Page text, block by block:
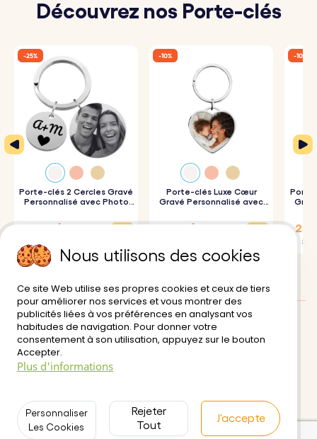
Découvrez nos Porte-clés
Porte-clés 2 Cercles Gravé
Personnalisé avec Photo
28,13 $
-25%
Porte-clés Luxe Cœur
Gravé Personnalisé avec
27,81 $
-10% -10%
Livraison
Politique de Confidentialité
Contactez-nous
Avis des clients: 4.5/5
Nous utilisons des cookies
Ce site Web utilise ses propres cookies et ceux de tiers
pour améliorer nos services et vous montrer des
publicités liées à vos préférences en analysant vos
habitudes de navigation. Pour donner votre
consentement à son utilisation, appuyez sur le bouton
Accepter.
Plus d'informations
Personnaliser
Les Cookies
Rejeter
Tout
J'accepte